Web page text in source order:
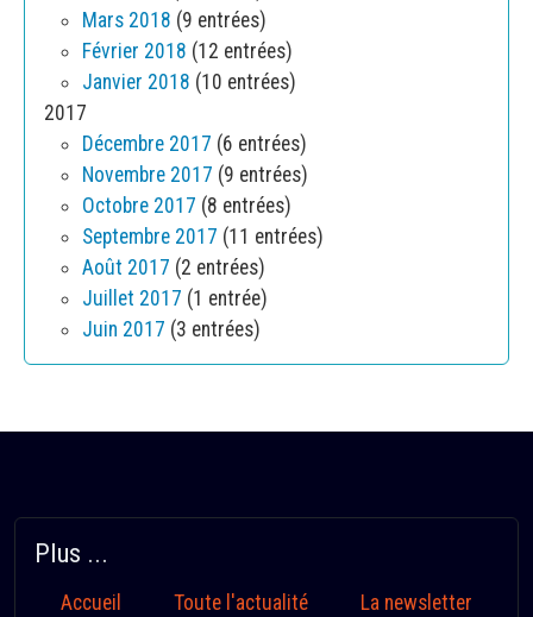
Mars 2018 (9 entrées)
Février 2018 (12 entrées)
Janvier 2018 (10 entrées)
2017
Décembre 2017 (6 entrées)
Novembre 2017 (9 entrées)
Octobre 2017 (8 entrées)
Septembre 2017 (11 entrées)
Août 2017 (2 entrées)
Juillet 2017 (1 entrée)
Juin 2017 (3 entrées)
Plus ...
Accueil Toute l'actualité La newsletter